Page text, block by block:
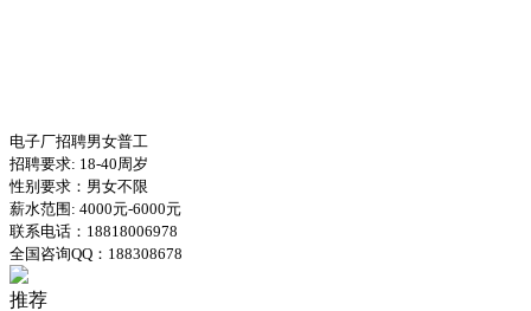
电子厂招聘男女普工
招聘要求: 18-40周岁
性别要求：男女不限
薪水范围: 4000元-6000元
联系电话：18818006978
全国咨询QQ：188308678
推荐